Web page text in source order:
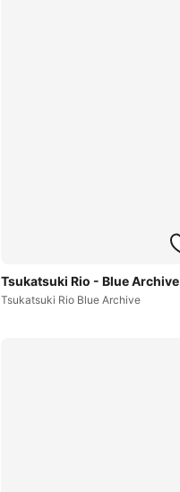
Tsukatsuki Rio - Blue Archive
Tsukatsuki Rio Blue Archive